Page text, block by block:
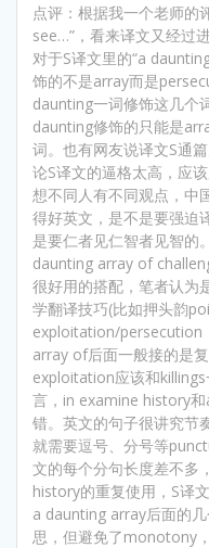
点评：根据我一个老师的
see…”，看来译文又经过
对于S译文里的“a
饰的不是array而是
daunting一词修饰这几个
daunting修饰的只能是
词。也有网友说译文S通
论S译文的逼格太高，应
想不同人有不同观点，中
得好英文，是不是要强迫
是要仁者见仁智者见智的
daunting array of
很好用的搭配，笔者认为
学翻译技巧(比如押头韵
exploitation/persecution
array of后面一般接的是
exploitation应该和killings
言，in examine history
错。英文的句子很讲究节
就需要逗号、分号等
文的每个分句长度差不多
history的重复使用，S译
a daunting array后面的
思，但避免了monotony，